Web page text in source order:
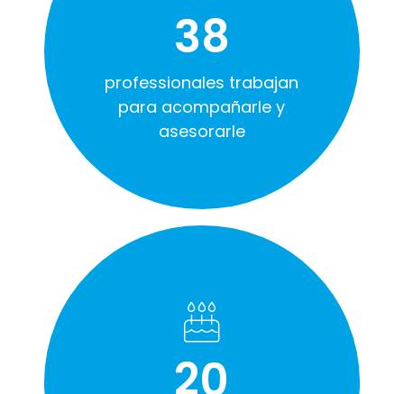
38
professionales trabajan
para acompañarle y
asesorarle
20